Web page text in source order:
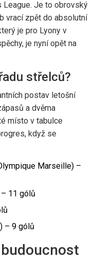
League. Je to obrovský
vrací zpět do absolutní
je pro Lyony v
je nyní opět na
střelců?
postav letošní
a dvěma
místo v tabulce
když se
Marseille) –
11 gólů
– 9 gólů